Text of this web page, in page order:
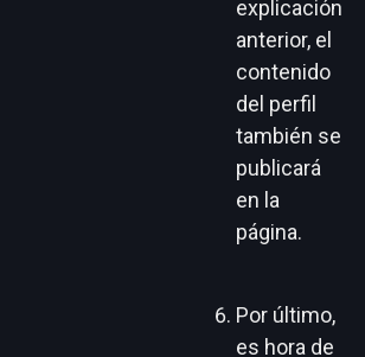
explicación
anterior, el
contenido
del perfil
también se
publicará
en la
página.